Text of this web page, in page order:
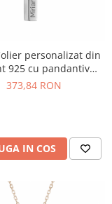
personalizat din
925 cu pandantiv
gol in interior
373,84 RON
IN COS